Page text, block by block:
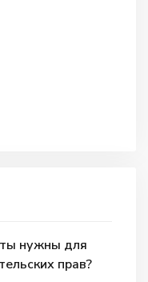
нужны для
прав?